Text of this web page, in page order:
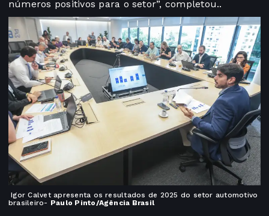
números positivos para o setor”, completou..
Igor Calvet apresenta os resultados de 2025 do setor automotivo
brasileiro- Paulo Pinto/Agência Brasil